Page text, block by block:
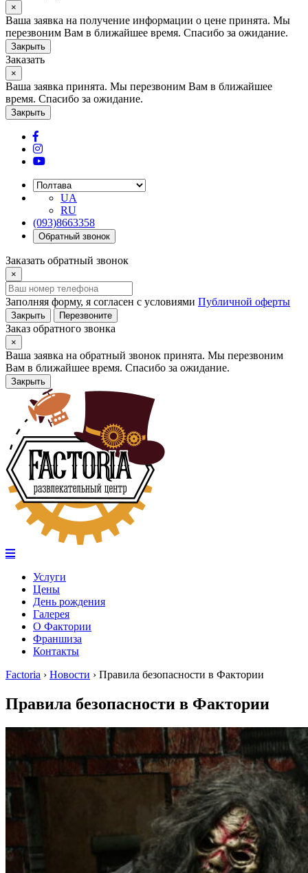
×
Ваша заявка на получение информации о цене принята. Мы
перезвоним Вам в ближайшее время. Спасибо за ожидание.
Закрыть
Заказать
×
Ваша заявка принята. Мы перезвоним Вам в ближайшее
время. Спасибо за ожидание.
Закрыть
UA
RU
(093)8663358
Обратный звонок
Заказать обратный звонок
×
Заполняя форму, я согласен с условиями Публичной оферты
Закрыть Перезвоните
Заказ обратного звонка
×
Ваша заявка на обратный звонок принята. Мы перезвоним
Вам в ближайшее время. Спасибо за ожидание.
Закрыть
Услуги
Цены
День рождения
Галерея
О Фактории
Франшиза
Контакты
Factoria › Новости › Правила безопасности в Фактории
Правила безопасности в Фактории